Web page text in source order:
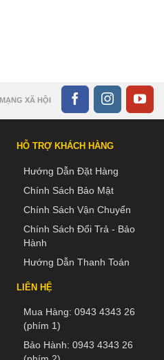
XÃ HỘI
HỖ TRỢ KHÁCH HÀNG
Hướng Dẫn Đặt Hàng
Chính Sách Bảo Mật
Chính Sách Vận Chuyển
Chính Sách Đổi Trả - Bảo
Hành
Hướng Dẫn Thanh Toán
LIÊN HỆ
Mua Hàng: 0943 4343 26
(phím 1)
Bảo Hành: 0943 4343 26